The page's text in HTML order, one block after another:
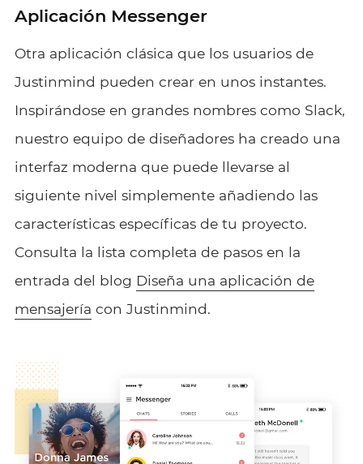
Aplicación Messenger
Otra aplicación clásica que los usuarios de
Justinmind pueden crear en unos instantes.
Inspirándose en grandes nombres como Slack,
nuestro equipo de diseñadores ha creado una
interfaz moderna que puede llevarse al
siguiente nivel simplemente añadiendo las
características específicas de tu proyecto.
Consulta la lista completa de pasos en la
entrada del blog Diseña una aplicación de
mensajería con Justinmind.